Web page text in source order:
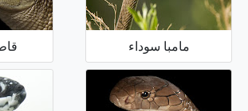
مامبا سوداء